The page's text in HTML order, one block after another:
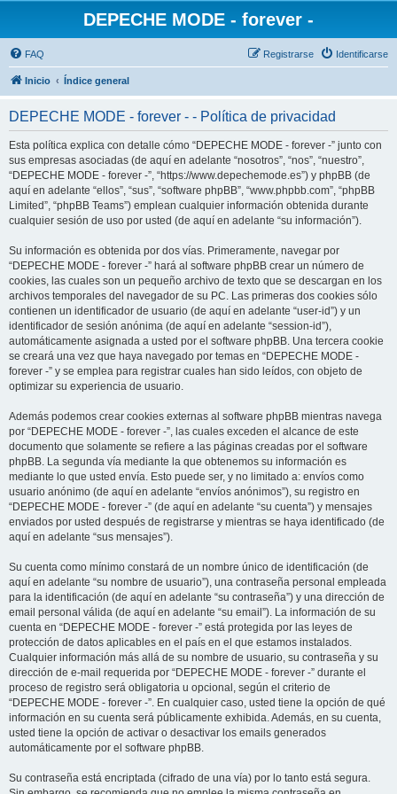
DEPECHE MODE - forever -
FAQ Identificarse
Registrarse
Inicio Índice general
DEPECHE MODE - forever - - Política de privacidad
Esta política explica con detalle cómo “DEPECHE MODE - forever -” junto con
sus empresas asociadas (de aquí en adelante “nosotros”, “nos”, “nuestro”,
“DEPECHE MODE - forever -”, “https://www.depechemode.es”) y phpBB (de
aquí en adelante “ellos”, “sus”, “software phpBB”, “www.phpbb.com”, “phpBB
Limited”, “phpBB Teams”) emplean cualquier información obtenida durante
cualquier sesión de uso por usted (de aquí en adelante “su información”).
Su información es obtenida por dos vías. Primeramente, navegar por
“DEPECHE MODE - forever -” hará al software phpBB crear un número de
cookies, las cuales son un pequeño archivo de texto que se descargan en los
archivos temporales del navegador de su PC. Las primeras dos cookies sólo
contienen un identificador de usuario (de aquí en adelante “user-id”) y un
identificador de sesión anónima (de aquí en adelante “session-id”),
automáticamente asignada a usted por el software phpBB. Una tercera cookie
se creará una vez que haya navegado por temas en “DEPECHE MODE -
forever -” y se emplea para registrar cuales han sido leídos, con objeto de
optimizar su experiencia de usuario.
Además podemos crear cookies externas al software phpBB mientras navega
por “DEPECHE MODE - forever -”, las cuales exceden el alcance de este
documento que solamente se refiere a las páginas creadas por el software
phpBB. La segunda vía mediante la que obtenemos su información es
mediante lo que usted envía. Esto puede ser, y no limitado a: envíos como
usuario anónimo (de aquí en adelante “envíos anónimos”), su registro en
“DEPECHE MODE - forever -” (de aquí en adelante “su cuenta”) y mensajes
enviados por usted después de registrarse y mientras se haya identificado (de
aquí en adelante “sus mensajes”).
Su cuenta como mínimo constará de un nombre único de identificación (de
aquí en adelante “su nombre de usuario”), una contraseña personal empleada
para la identificación (de aquí en adelante “su contraseña”) y una dirección de
email personal válida (de aquí en adelante “su email”). La información de su
cuenta en “DEPECHE MODE - forever -” está protegida por las leyes de
protección de datos aplicables en el país en el que estamos instalados.
Cualquier información más allá de su nombre de usuario, su contraseña y su
dirección de e-mail requerida por “DEPECHE MODE - forever -” durante el
proceso de registro será obligatoria u opcional, según el criterio de
“DEPECHE MODE - forever -”. En cualquier caso, usted tiene la opción de qué
información en su cuenta será públicamente exhibida. Además, en su cuenta,
usted tiene la opción de activar o desactivar los emails generados
automáticamente por el software phpBB.
Su contraseña está encriptada (cifrado de una vía) por lo tanto está segura.